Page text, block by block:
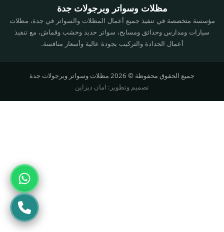
مظلات وسواتر وبرجولات جدة
مؤسسة متخصصة في تنفيذ جميع أعمال المظلات والسواتر في جدة، مظلات
سيارات ومدارس وحدائق ومسابح، سواتر حديد وخشب وقماش، مع تنفيذ
أعمال الحدادة والتركيب بجودة عالية وأسعار منافسة.
جميع الحقوق محفوظة © 2026 مظلات وسواتر وبرجولات جدة
تصميم وتطوير: امان ديزاين